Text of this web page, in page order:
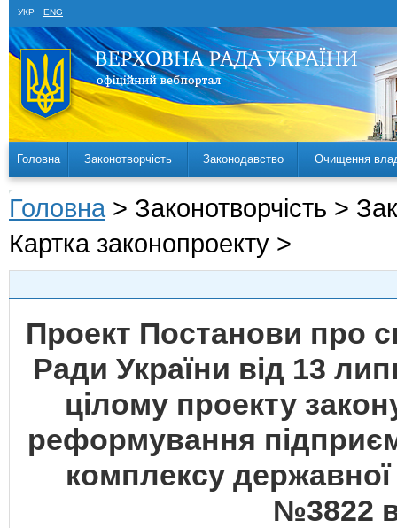
УКР ENG
Головна Законотворчість Законодавство Очищення
Головна > Законотворчість >
Картка законопроекту >
Проект Постанови про
Ради України від 13
цілому проекту
реформування
комплексу
№3822